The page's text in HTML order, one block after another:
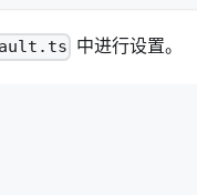
中进行设置。